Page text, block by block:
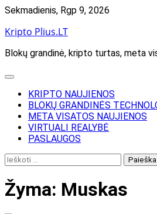
Skip
content
Sekmadienis, Rgp 9, 2026
Kripto Plius.LT
Blokų grandinė, kripto turtas, meta
KRIPTO NAUJIENOS
BLOKŲ GRANDINĖS
META VISATOS NAUJIENOS
VIRTUALI REALYBĖ
PASLAUGOS
Ieškoti:
Žyma: Muskas